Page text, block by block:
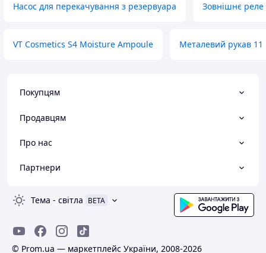
Насос для перекачування з резервуара Зовнішнє реле
VT Cosmetics S4 Moisture Ampoule Металевий рукав
Покупцям
Продавцям
Про нас
Партнери
Тема - світла BETA
© Prom.ua — маркетплейс України, 2008-2026